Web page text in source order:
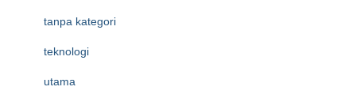
tanpa kategori
teknologi
utama